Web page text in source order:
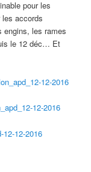
pour les
accords
engins, les rames
le 12 déc… Et
12-2016
12-2016
12-12-2016